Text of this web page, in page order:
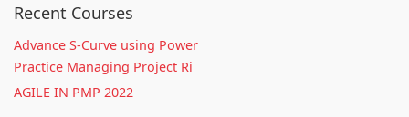
Recent Courses
Advance S-Curve using Power
Practice Managing Project Ri
AGILE IN PMP 2022